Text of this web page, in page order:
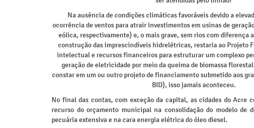
Na ausência de condições climáticas favoráveis devido a
ocorrência de ventos para atrair investimentos em usinas de
eólica, respectivamente) e, o mais grave, sem rios com diferença
construção das imprescindíveis hidrelétricas, restaria ao Projeto
intelectual e recursos financeiros para estruturar um complexo
geração de eletricidade por meio da queima de biomassa
constar em um ou outro projeto de financiamento submetido aos
BID), isso jamais aconteceu.
No final das contas, com exceção da capital, as cidades do Acre
recurso do orçamento municipal na consolidação do modelo de
pecuária extensiva e na cara energia elétrica do óleo diesel.